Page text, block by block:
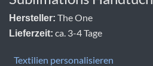
Hersteller: The One
Lieferzeit: ca. 3-4 Tage
Textilien personalisieren